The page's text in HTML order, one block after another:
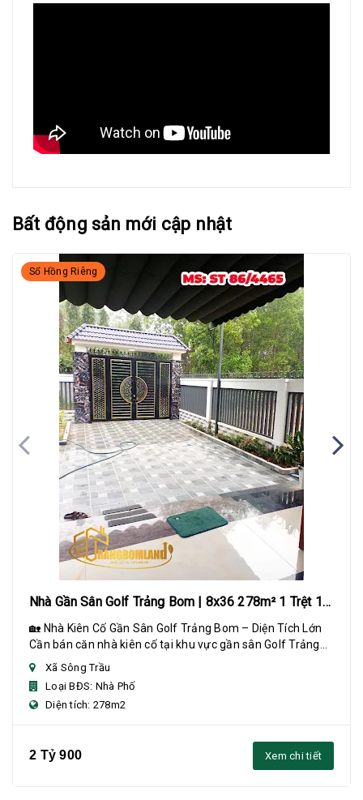
Bất động sản mới cập nhật
Sổ Hồng Riêng
Nhà Gần Sân Golf Trảng Bom | 8x36 278m² 1 Trệt 1
Lửng
🏡 Nhà Kiên Cố Gần Sân Golf Trảng Bom – Diện Tích Lớn
Cần bán căn nhà kiên cố tại khu vực gần sân Golf Trảng
Bom, diện tích rộng, phù hợp gia đình...
Xã Sông Trầu
Loại BĐS: Nhà Phố
Diện tích: 278m2
2 Tỷ 900 Xem chi tiết